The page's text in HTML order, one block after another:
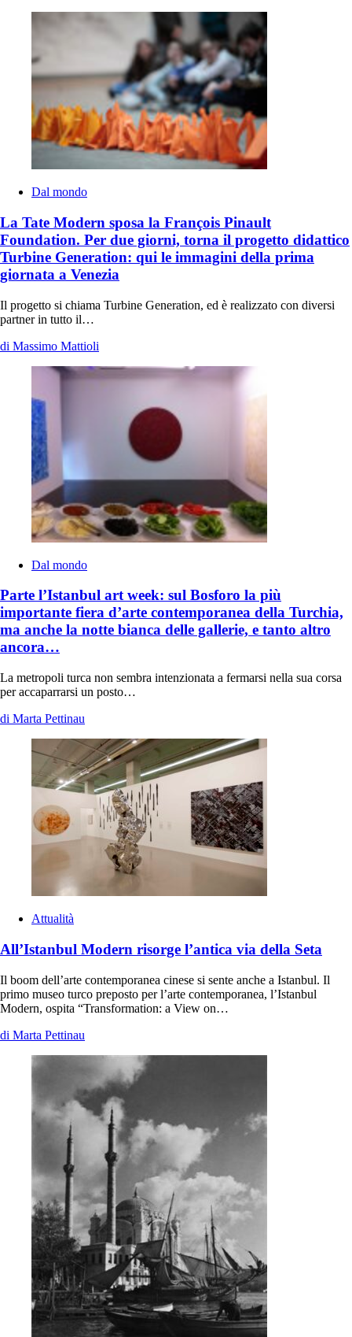
Dal mondo
La Tate Modern sposa la François Pinault
Foundation. Per due giorni, torna il progetto didattico
Turbine Generation: qui le immagini della prima
giornata a Venezia
Il progetto si chiama Turbine Generation, ed è realizzato con diversi
partner in tutto il…
di Massimo Mattioli
Dal mondo
Parte l’Istanbul art week: sul Bosforo la più
importante fiera d’arte contemporanea della Turchia,
ma anche la notte bianca delle gallerie, e tanto altro
ancora…
La metropoli turca non sembra intenzionata a fermarsi nella sua corsa
per accaparrarsi un posto…
di Marta Pettinau
Attualità
All’Istanbul Modern risorge l’antica via della Seta
Il boom dell’arte contemporanea cinese si sente anche a Istanbul. Il
primo museo turco preposto per l’arte contemporanea, l’Istanbul
Modern, ospita “Transformation: a View on…
di Marta Pettinau